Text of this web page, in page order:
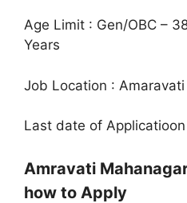
Age Limit : Gen/OBC –
Years
Job Location : Amaravati
Last date of Applicatioon
Amravati
how to Apply